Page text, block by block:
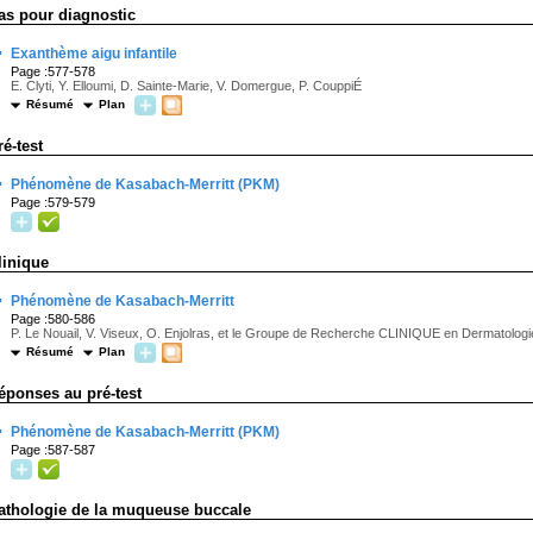
pour diagnostic
Exanthème aigu infantile
Page :577-578
E. Clyti, Y. Elloumi, D. Sainte-Marie, V. Domergue, P. CouppiÉ
Résumé Plan
test
Phénomène de Kasabach-Merritt (PKM)
Page :579-579
Phénomène de Kasabach-Merritt
Page :580-586
P. Le Nouail, V. Viseux, O. Enjolras, et le Groupe de Recherche CLINIQUE en
Résumé Plan
au pré-test
Phénomène de Kasabach-Merritt (PKM)
Page :587-587
de la muqueuse buccale